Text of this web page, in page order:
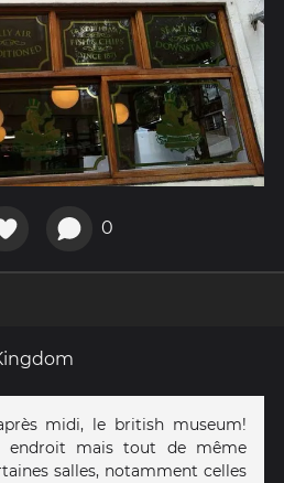
0
midi, le british museum!
endroit mais tout de même
salles, notamment celles